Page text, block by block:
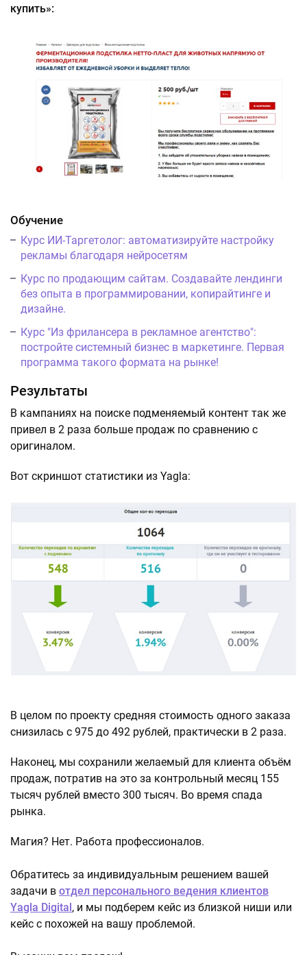
купить»:
Обучение
Курс ИИ-Таргетолог: автоматизируйте настройку
рекламы благодаря нейросетям
Курс по продающим сайтам. Создавайте лендинги
без опыта в программировании, копирайтинге и
дизайне.
Курс "Из фрилансера в рекламное агентство":
постройте системный бизнес в маркетинге. Первая
программа такого формата на рынке!
Результаты
В кампаниях на поиске подменяемый контент так же
привел в 2 раза больше продаж по сравнению с
оригиналом.
Вот скриншот статистики из Yagla:
В целом по проекту средняя стоимость одного заказа
снизилась с 975 до 492 рублей, практически в 2 раза.
Наконец, мы сохранили желаемый для клиента объём
продаж, потратив на это за контрольный месяц 155
тысяч рублей вместо 300 тысяч. Во время спада
рынка.
Магия? Нет. Работа профессионалов.
Обратитесь за индивидуальным решением вашей
задачи в отдел персонального ведения клиентов
Yagla Digital, и мы подберем кейс из близкой ниши или
кейс с похожей на вашу проблемой.